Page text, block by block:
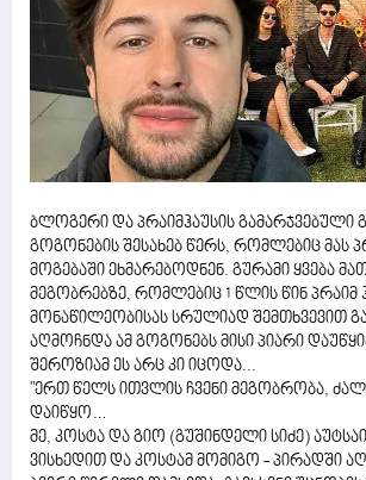
ბლოგერი და პრაიმჰაუსის გამარჯვებული
გოგონების შესახებ წერს, რომლებიც მას
მოგებაში ეხმარებოდნენ. გურამი ყვება
მეგობრებზე, რომლებიც 1 წლის წინ პრაიმ
მონაწილეობისას სრულიად შემთხვევით
აღმოჩნდა ამ გოგონებს მისი პიარი
შეროზიამ ეს არც კი იცოდა...
"ერთ წელს ითვლის ჩვენი მეგობრობა,
დაიწყო…
მე, კოსტა და გიო (გუშინდელი სიძე)
ვისხედით და კოსტამ მომიგო - პირადში